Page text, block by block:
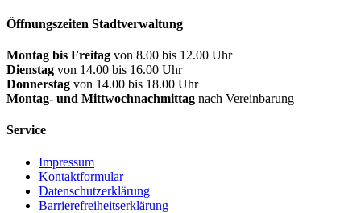
Öffnungszeiten Stadtverwaltung
Montag bis Freitag von 8.00 bis 12.00 Uhr
Dienstag von 14.00 bis 16.00 Uhr
Donnerstag von 14.00 bis 18.00 Uhr
Montag- und Mittwochnachmittag nach Vereinbarung
Service
Impressum
Kontaktformular
Datenschutzerklärung
Barrierefreiheitserklärung